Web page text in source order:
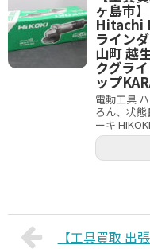
ヶ島市
Hitachi
ライン
山町 越
クグラ
ップ
電動工具
ろん、状
ーキ
【工具買取 出